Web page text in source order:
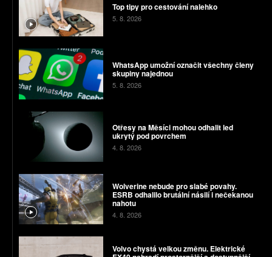
Top tipy pro cestování nalehko
5. 8. 2026
WhatsApp umožní označit všechny členy
skupiny najednou
5. 8. 2026
Otřesy na Měsíci mohou odhalit led
ukrytý pod povrchem
4. 8. 2026
Wolverine nebude pro slabé povahy.
ESRB odhalilo brutální násilí i nečekanou
nahotu
4. 8. 2026
Volvo chystá velkou změnu. Elektrické